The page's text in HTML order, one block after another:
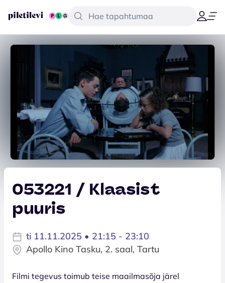
053221 / Klaasist
puuris
ti 11.11.2025 • 21:15 - 23:10
Apollo Kino Tasku, 2. saal, Tartu
Filmi tegevus toimub teise maailmasõja järel